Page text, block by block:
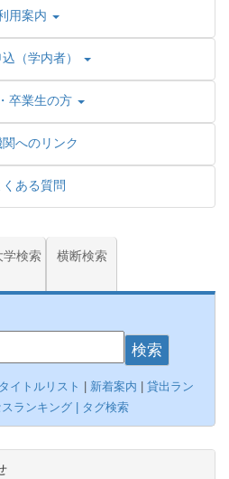
用案内
（学内者）
卒業生の方
へのリンク
くある質問
学検索 横断検索
検索
イトルリスト 新着案内
貸出ラン
ランキング タグ検索